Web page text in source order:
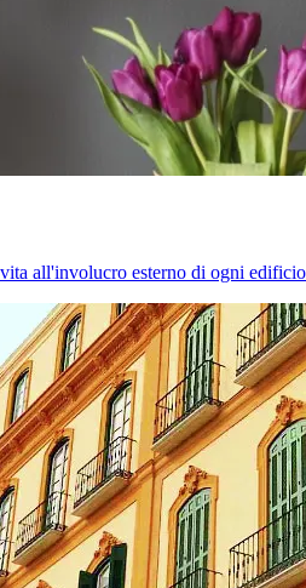
all'involucro esterno di ogni